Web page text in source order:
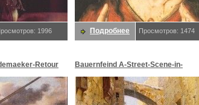
1996 Подробнее Просмотров: 1474
Retour Bauernfeind A-Street-Scene-in-
Jerusalem-sj. Bauernfeind,